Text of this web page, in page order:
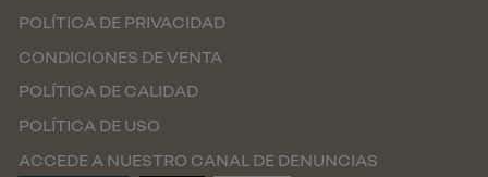
POLÍTICA DE PRIVACIDAD
CONDICIONES DE VENTA
POLÍTICA DE CALIDAD
POLÍTICA DE USO
ACCEDE A NUESTRO CANAL DE DENUNCIAS